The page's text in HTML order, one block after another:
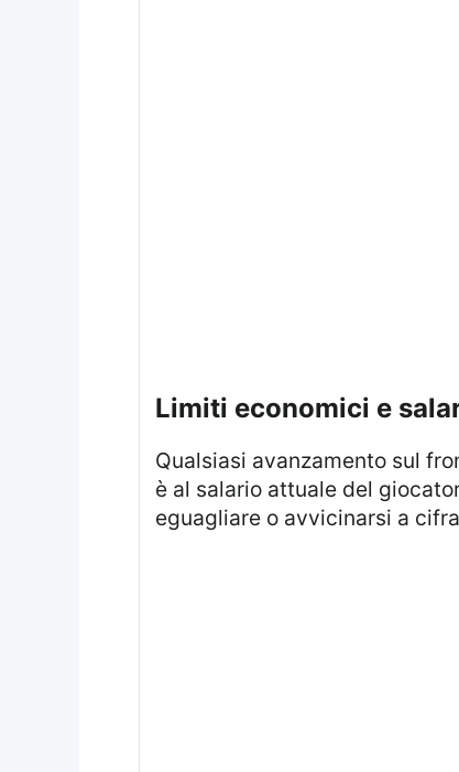
limiti economici e
Qualsiasi avanzamento sul
è al salario attuale del
eguagliare o avvicinarsi a